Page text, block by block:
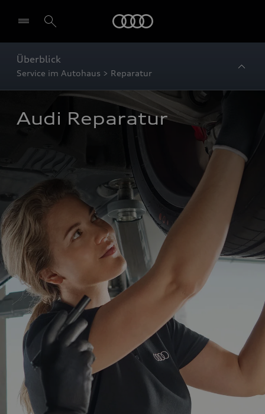
Überblick
Service im Autohaus > Reparatur
Audi Reparatur